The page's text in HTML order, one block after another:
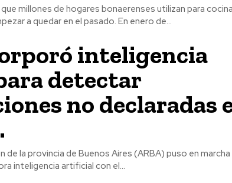
millones de hogares bonaerenses utilizan para
a quedar en el pasado. En enero de...
inteligencia
detectar
no declaradas
de la provincia de Buenos Aires (ARBA) puso en
inteligencia artificial con el...